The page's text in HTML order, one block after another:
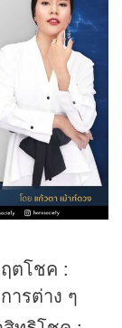
ตโชค :
ารต่าง ๆ